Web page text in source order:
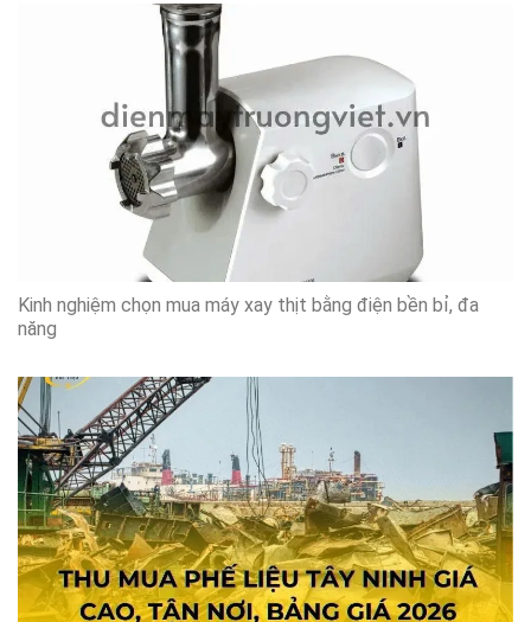
Kinh nghiệm chọn mua máy xay thịt bằng điện bền bỉ, đa
năng